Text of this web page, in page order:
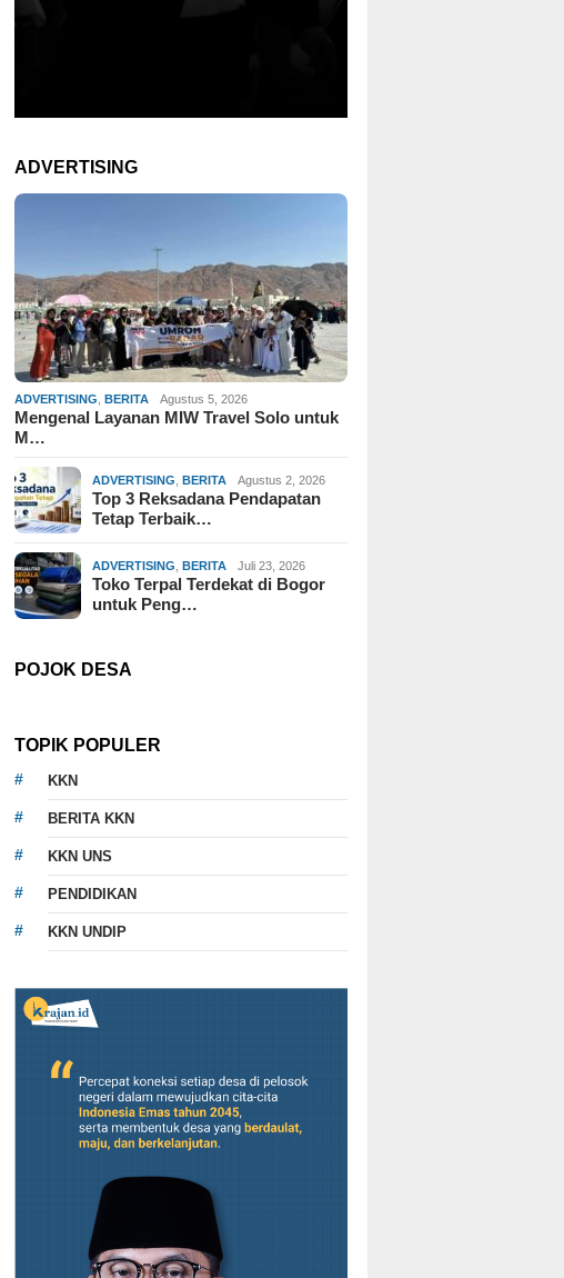
ADVERTISING
ADVERTISING ,BERITA Agustus 5, 2026
Mengenal Layanan MIW Travel Solo untuk
M…
ADVERTISING ,BERITA Agustus 2, 2026
Top 3 Reksadana Pendapatan
Tetap Terbaik…
ADVERTISING ,BERITA Juli 23, 2026
Toko Terpal Terdekat di Bogor
untuk Peng…
POJOK DESA
TOPIK POPULER
KKN
BERITA KKN
KKN UNS
PENDIDIKAN
KKN UNDIP